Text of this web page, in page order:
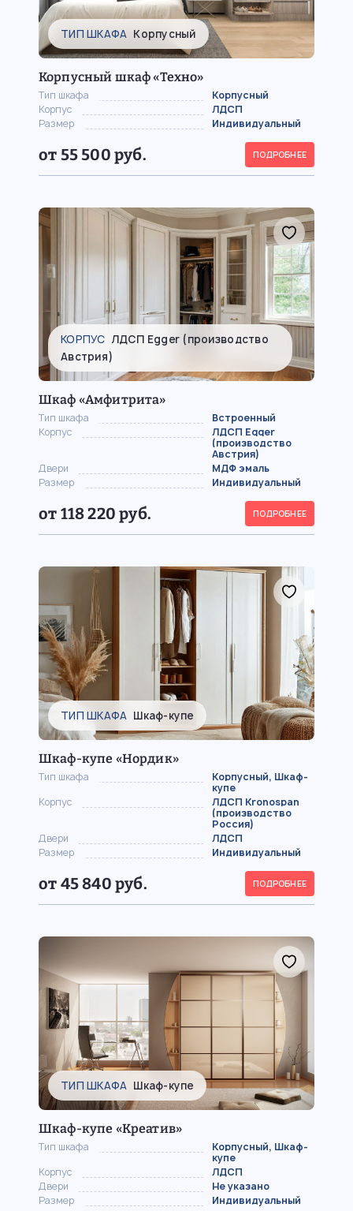
ТИП ШКАФА Корпусный
Корпусный шкаф «Техно»
Тип шкафа
Корпусный
Корпус
ЛДСП
Размер
Индивидуальный
от 55 500 руб. ПОДРОБНЕЕ
КОРПУС ЛДСП Egger (производство
Австрия)
Шкаф «Амфитрита»
Тип шкафа
Встроенный
Корпус
ЛДСП Egger
(производство
Австрия)
Двери
МДФ эмаль
Размер
Индивидуальный
от 118 220 руб. ПОДРОБНЕЕ
ТИП ШКАФА Шкаф-купе
Шкаф-купе «Нордик»
Тип шкафа
Корпусный, Шкаф-
купе
Корпус
ЛДСП Kronospan
(производство
Россия)
Двери
ЛДСП
Размер
Индивидуальный
от 45 840 руб. ПОДРОБНЕЕ
ТИП ШКАФА Шкаф-купе
Шкаф-купе «Креатив»
Тип шкафа
Корпусный, Шкаф-
купе
Корпус
ЛДСП
Двери
Не указано
Размер
Индивидуальный